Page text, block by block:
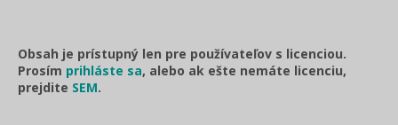
Obsah je prístupný len pre používateľov s licenciou.
Prosím prihláste sa, alebo ak ešte nemáte licenciu,
prejdite SEM.